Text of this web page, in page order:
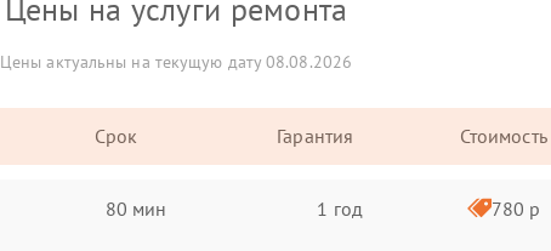
Цены на услуги ремонта
Цены актуальны на текущую дату 08.08.2026
Срок Гарантия Стоимость
80 мин 1 год 780 р